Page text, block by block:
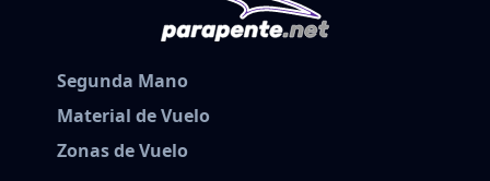
Segunda Mano
Material de Vuelo
Zonas de Vuelo